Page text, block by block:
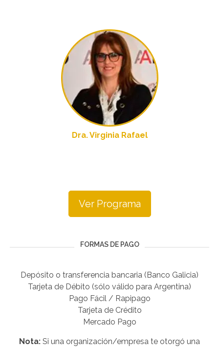
Dra. Virginia Rafael
Ver Programa
FORMAS DE PAGO
Depósito o transferencia bancaria (Banco Galicia)
Tarjeta de Débito (sólo válido para Argentina)
Pago Fácil / Rapipago
Tarjeta de Crédito
Mercado Pago
Nota: Si una organización/empresa te otorgó una